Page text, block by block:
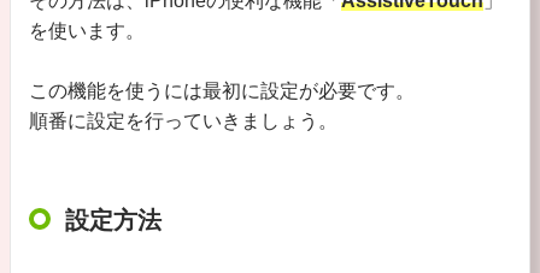
を使います。
この機能を使うには最初に設定が必要です。
順番に設定を行っていきましょう。
設定方法